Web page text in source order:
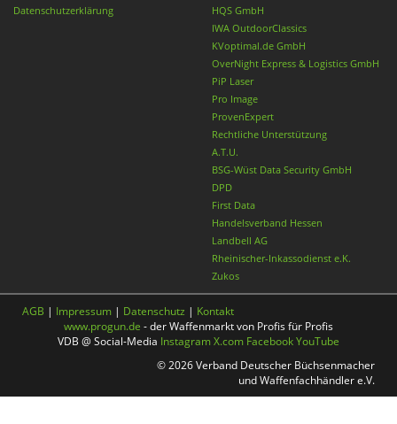
Datenschutzerklärung
HQS GmbH
IWA OutdoorClassics
KVoptimal.de GmbH
OverNight Express & Logistics GmbH
PiP Laser
Pro Image
ProvenExpert
Rechtliche Unterstützung
A.T.U.
BSG-Wüst Data Security GmbH
DPD
First Data
Handelsverband Hessen
Landbell AG
Rheinischer-Inkassodienst e.K.
Zukos
AGB | Impressum | Datenschutz | Kontakt
www.progun.de - der Waffenmarkt von Profis für Profis
VDB @ Social-Media InstagramX.com FacebookYouTube
© 2026 Verband Deutscher Büchsenmacher
und Waffenfachhändler e.V.